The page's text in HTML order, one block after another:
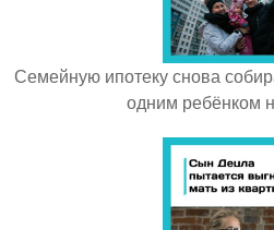
Семейную ипотеку снова
одним ребёнком